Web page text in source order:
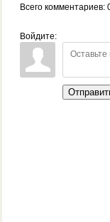
Всего комментариев:
Войдите: